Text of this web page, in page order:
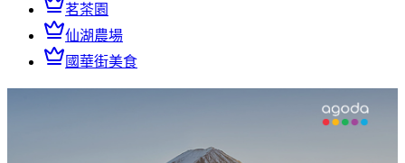
茗茶園
仙湖農場
國華街美食